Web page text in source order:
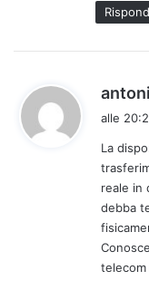
alle
La
reale in
debba